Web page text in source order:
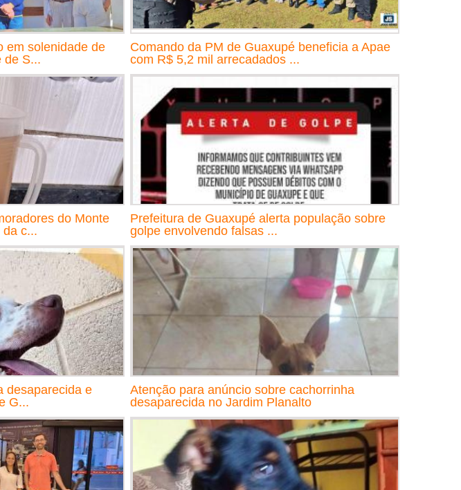
em solenidade de
de S...
Comando da PM de Guaxupé beneficia a Apae
com R$ 5,2 mil arrecadados ...
do Monte
c...
Prefeitura de Guaxupé alerta população sobre
golpe envolvendo falsas ...
desaparecida e
G...
Atenção para anúncio sobre cachorrinha
desaparecida no Jardim Planalto